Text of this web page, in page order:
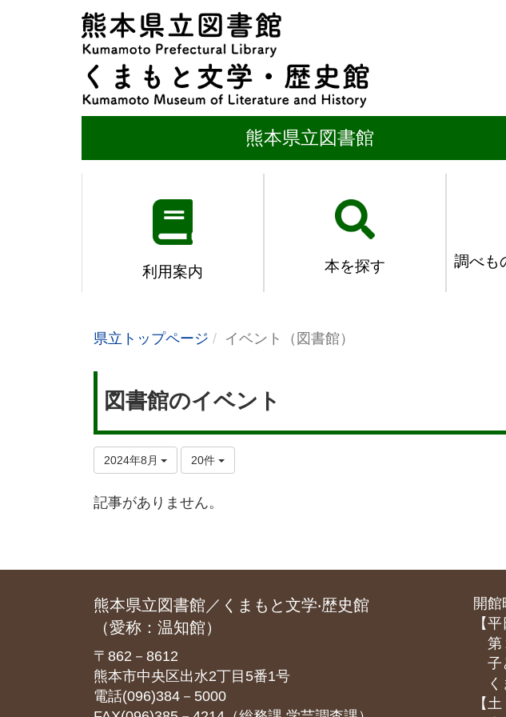
熊本県立図書館
利用案内 本を探す 調べも
県立トップページ イベント（図書館）
図書館のイベント
2024年8月 20件
記事がありません。
熊本県立図書館／くまもと文学‧歴史館
（愛称：温知館）
〒862－8612
熊本市中央区出水2丁目5番1号
電話(096)384－5000
開館
【平
第
子
く
【